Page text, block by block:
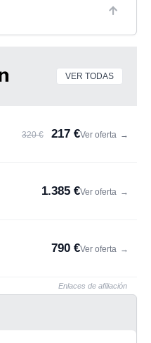
VER TODAS
320 € 217 €Ver oferta →
1.385 €Ver oferta →
790 €Ver oferta →
Enlaces de afiliación